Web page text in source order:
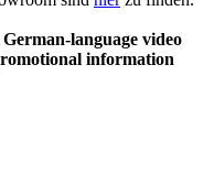
language video
information